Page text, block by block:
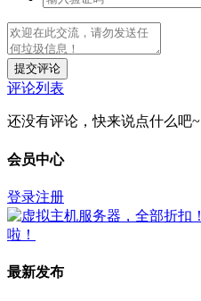
提交评论
评论列表
还没有评论，快来说点什么吧~
会员中心
登录注册
最新发布